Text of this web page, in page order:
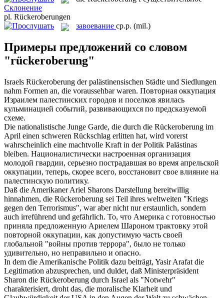
Склонение
pl. Rückeroberungen
завоевание ср.р. (mil.)
Примеры предложений со словом
"rückeroberung"
Israels Rückeroberung der palästinensischen Städte und Siedlungen
nahm Formen an, die voraussehbar waren. Повторная оккупация
Израилем палестинских городов и поселков явилась
кульминацией событий, развивающихся по предсказуемой
схеме.
Die nationalistische Junge Garde, die durch die Rückeroberung im
April einen schweren Rückschlag erlitten hat, wird vorerst
wahrscheinlich eine machtvolle Kraft in der Politik Palästinas
bleiben. Националистически настроенная организация
молодой гвардии, серьезно пострадавшая во время апрельской
оккупации, теперь, скорее всего, восстановит свое влияние на
палестинскую политику.
Daß die Amerikaner Ariel Sharons Darstellung bereitwillig
hinnahmen, die Rückeroberung sei Teil ihres weltweiten "Kriegs
gegen den Terrorismus", war aber nicht nur erstaunlich, sondern
auch irreführend und gefährlich. То, что Америка с готовностью
приняла предложенную Ариелем Шароном трактовку этой
повторной оккупации, как допустимую часть своей
глобальной "войны против террора", было не только
удивительно, но неправильно и опасно.
In dem die Amerikanische Politik dazu beiträgt, Yasir Arafat die
Legitimation abzusprechen, und duldet, daß Ministerpräsident
Sharon die Rückeroberung durch Israel als "Notwehr"
charakterisiert, droht das, die moralische Klarheit und